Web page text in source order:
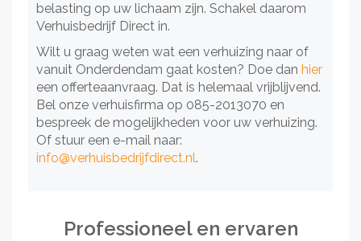
belasting op uw lichaam zijn. Schakel daarom
Verhuisbedrijf Direct in.
Wilt u graag weten wat een verhuizing naar of
vanuit Onderdendam gaat kosten? Doe dan hier
een offerteaanvraag. Dat is helemaal vrijblijvend.
Bel onze verhuisfirma op 085-2013070 en
bespreek de mogelijkheden voor uw verhuizing.
Of stuur een e-mail naar:
info@verhuisbedrijfdirect.nl.
Professioneel en ervaren